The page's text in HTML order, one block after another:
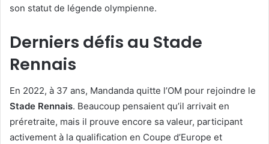
son statut de légende olympienne.
Derniers défis au Stade
Rennais
En 2022, à 37 ans, Mandanda quitte l’OM pour rejoindre le
Stade Rennais. Beaucoup pensaient qu’il arrivait en
préretraite, mais il prouve encore sa valeur, participant
activement à la qualification en Coupe d’Europe et